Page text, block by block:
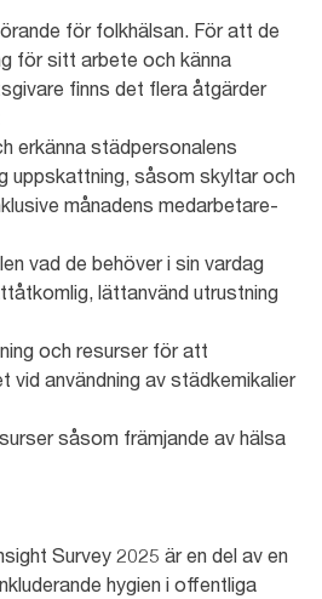
för folkhälsan. För att de
för sitt arbete och känna
finns det flera åtgärder
erkänna städpersonalens
uppskattning, såsom skyltar och
månadens medarbetare-
vad de behöver i sin vardag
lättanvänd utrustning
och resurser för att
vid användning av städkemikalier
såsom främjande av hälsa
Survey 2025 är en del av en
hygien i offentliga